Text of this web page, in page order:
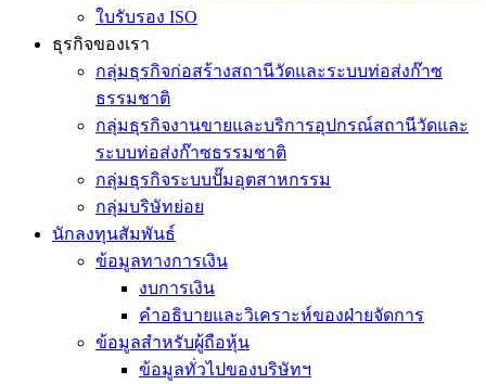
ใบรับรอง ISO
ธุรกิจของเรา
กลุ่มธุรกิจก่อสร้างสถานีวัดและระบบท่อส่งก๊าซ
ธรรมชาติ
กลุ่มธุรกิจงานขายและบริการอุปกรณ์สถานีวัดและ
ระบบท่อส่งก๊าซธรรมชาติ
กลุ่มธุรกิจระบบปั๊มอุตสาหกรรม
กลุ่มบริษัทย่อย
นักลงทุนสัมพันธ์
ข้อมูลทางการเงิน
งบการเงิน
คำอธิบายและวิเคราะห์ของฝ่ายจัดการ
ข้อมูลสำหรับผู้ถือหุ้น
ข้อมูลทั่วไปของบริษัทฯ